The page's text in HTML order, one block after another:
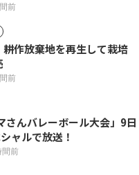
前
作放棄地を再生して栽培
前
さんバレーボール大会」9日
ャルで放送！
間前